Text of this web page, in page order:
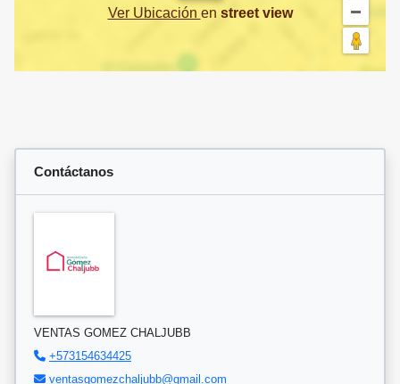
Ver Ubicación en street view
Contáctanos
VENTAS GOMEZ CHALJUBB
+573154634425
ventasgomezchaljubb@gmail.com